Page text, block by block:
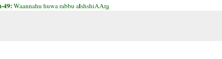
49:Waannahu huwa rabbu alshshiAAra